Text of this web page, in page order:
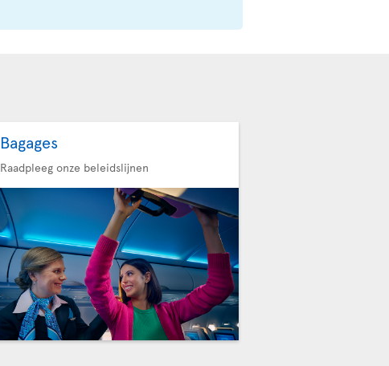
Bagages
Raadpleeg onze beleidslijnen